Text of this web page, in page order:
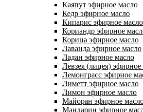
Каяпут эфирное масло
Кедр эфирное масло
Кипарис эфирное масло
Кориандр эфирное
Корица эфирное масло
Лаванда эфирное масло
Ладан эфирное масло
Левзея (лицея) эфирное
Лемонграсс эфирное
Лиметт эфирное масло
Лимон эфирное масло
Майоран эфирное
Мандарин эфирное